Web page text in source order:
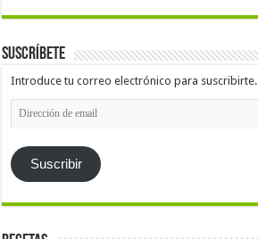
Suscríbete
Introduce tu correo electrónico para suscribirte.
Dirección
de
Suscribir